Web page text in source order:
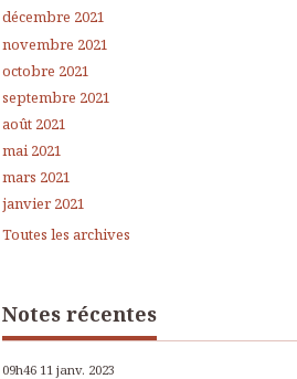
décembre 2021
novembre 2021
octobre 2021
septembre 2021
août 2021
mai 2021
mars 2021
janvier 2021
Toutes les archives
Notes récentes
09h46 11 janv. 2023